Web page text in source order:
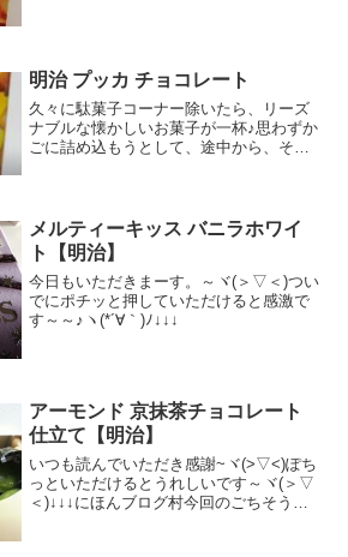
明治 プッカ チョコレート
久々に駄菓子コーナー除いたら、リーズ
ナブルな懐かしいお菓子が一杯♪思わずか
ごに詰め込もうとして、途中から、そん
ころ、絶頂期のとん...
メルティーキッス バニラホワイ
ト【明治】
今日もいただきまーす。～ヾ(＞▽＜)つい
でにポチッと押していただけると感激で
す～～♪ヽ(*´∀｀)ﾉ↓↓↓
アーモンド 京抹茶チョコレート
仕立て【明治】
いつも読んでいただき感謝~ヾ(>▽<)ぽち
っといただけるとうれしいです～ヾ(＞▽
＜)↓↓↓にほんブログ村今回のごちそうは